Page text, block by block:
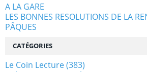
A LA GARE
LES BONNES RESOLUTIONS DE LA
PÂQUES
CATÉGORIES
Le Coin Lecture(383)